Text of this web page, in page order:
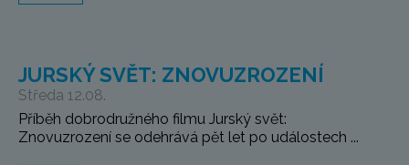
JURSKÝ SVĚT: ZNOVUZROZENÍ
Středa 12.08.
Příběh dobrodružného filmu Jurský svět:
Znovuzrození se odehrává pět let po událostech ...